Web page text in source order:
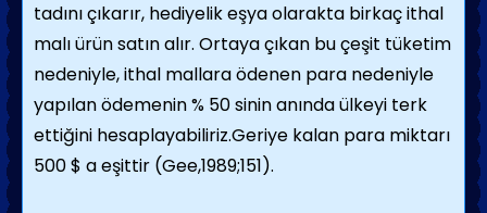
tadını çıkarır, hediyelik eşya olarakta birkaç ithal
malı ürün satın alır. Ortaya çıkan bu çeşit tüketim
nedeniyle, ithal mallara ödenen para nedeniyle
yapılan ödemenin % 50 sinin anında ülkeyi terk
ettiğini hesaplayabiliriz.Geriye kalan para miktarı
500 $ a eşittir (Gee,1989;151).